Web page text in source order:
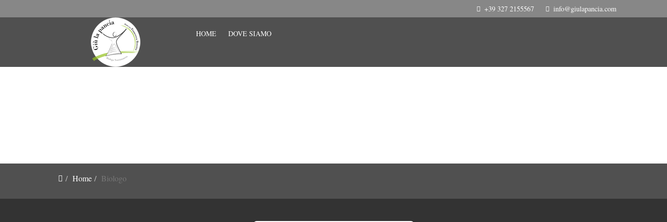
+39 327 2155567 info@giulapancia.com
HOME DOVE SIAMO
Home Biologo